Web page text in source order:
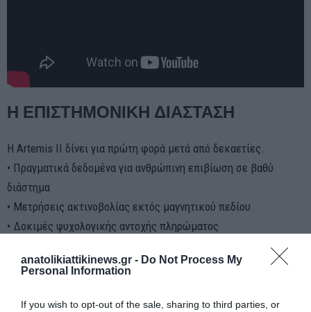
anatolikiattikinews.gr - Do Not Process My
Personal Information
If you wish to opt-out of the sale, sharing to third parties, or
Η ΕΠΙΣΤΗΜΟΝΙΚΗ ΔΙΑΣΤΑΣΗ
Η Artemis II δίνει για πρώτη φορά μετά από δεκαετίες.
• Πραγματικά δεδομένα για ανθρώπινη επιβίωση σε βαθύ
διάστημα
• Μετρήσεις ακτινοβολίας εκτός μαγνητικού πεδίου
• Δοκιμές ψυχολογικής αντοχής πληρώματος
Αυτά είναι τα θεμέλια για την επόμενη μεγάλη πρόκληση
τον άνθρωπο στον Άρη.